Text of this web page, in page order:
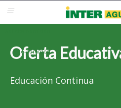
Correo Electrónico
Re-admisión
Oferta
Educación Continua